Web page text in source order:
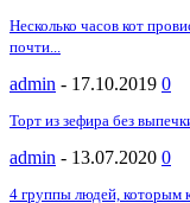
Несколько часов кот
почти...
admin - 17.10.2019 0
Торт из зефира без
admin - 13.07.2020 0
4 группы людей, которым